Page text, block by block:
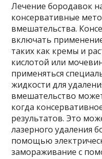
Лечение бородавок
консервативные
вмешательства.
включать
таких как кремы и
кислотой или
применяться
жидкости для
вмешательство
когда
результатов. Это
лазерного удаления
помощью
замораживание с